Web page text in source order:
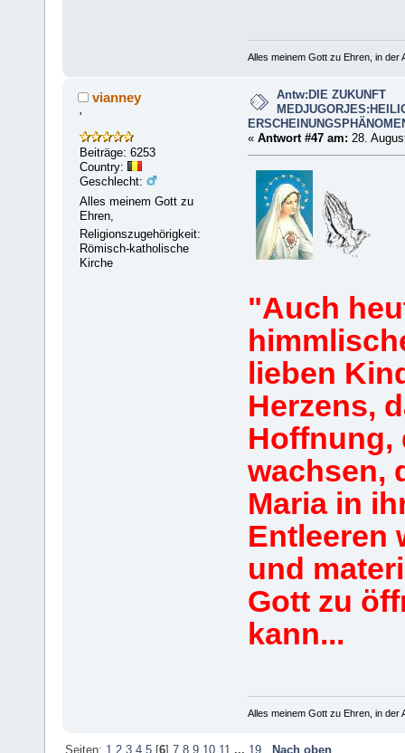
Alles meinem Gott zu Ehren, in der
vianney
'
Beiträge: 6253
Country:
Geschlecht:
Alles meinem Gott zu
Ehren,
Religionszugehörigkeit:
Römisch-katholische
Kirche
Antw:DIE ZUKUNFT
« Antwort #47 am: 28.
"Auch
lieben
Herzens,
Hoffnung,
wachsen,
Maria in
Entleeren
und
Gott zu
kann...
Alles meinem Gott zu Ehren, in der
Seiten: 1 2 3 4 5[6] 7 8 9 10 11 ... 19 Nach oben